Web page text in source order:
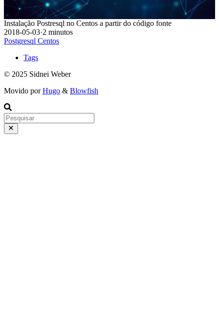
Instalação Postresql no Centos a partir do código fonte
2018-05-03·2 minutos
Postgresql Centos
Tags
© 2025 Sidnei Weber
Movido porHugo & Blowfish